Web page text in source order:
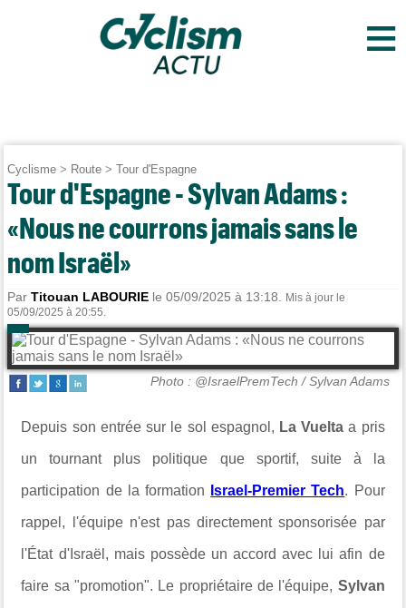
≡
Cyclisme > Route >Tour d'Espagne
Tour d'Espagne - Sylvan Adams :
«Nous ne courrons jamais sans le
nom Israël»
ParTitouan LABOURIE le 05/09/2025 à 13:18.
Mis à jour le
05/09/2025 à 20:55.
Photo : @IsraelPremTech / Sylvan Adams
Depuis son entrée sur le sol espagnol, La Vueltaa pris
un tournant plus politique que sportif, suite à la
participation de la formation Israel-Premier Tech. Pour
rappel, l'équipe n'est pas directement sponsorisée par
l'État d'Israël, mais possède un accord avec lui afin de
faire sa "promotion". Le propriétaire de l'équipe, Sylvan